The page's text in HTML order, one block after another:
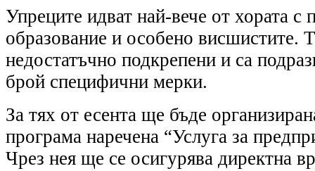
Упреците идват най-вече от хората с
образование и особено висшистите.
недостатъчно подкрепени и са
брой специфични мерки.
За тях от есента ще бъде
програма наречена “Услуга за
Чрез нея ще се осигурява директна